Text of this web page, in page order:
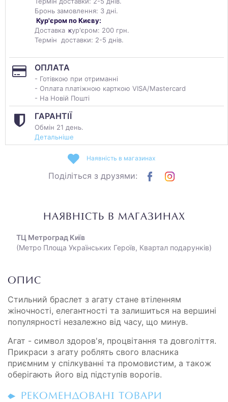
Бронь замовлення: 3 дні.
Кур'єром по Києву:
Доставка кур'єром: 200 грн.
Термін доставки: 2-5 днів.
ОПЛАТА
- Готівкою при отриманні
- Оплата платіжною карткою VISA/Mastercard
- На Новій Пошті
ГАРАНТІЇ
Обмін 21 день.
Детальніше
Наявність в магазинах
Поділіться з друзями:
НАЯВНІСТЬ В МАГАЗИНАХ
ТЦ Метроград Київ
(Метро Площа Українських Героїв, Квартал подарунків)
ОПИС
Стильний браслет з агату стане втіленням
жіночності, елегантності та залишиться на вершині
популярності незалежно від часу, що минув.
Агат - символ здоров'я, процвітання та довголіття.
Прикраси з агату роблять свого власника
приємним у спілкуванні та промовистим, а також
оберігають його від підступів ворогів.
РЕКОМЕНДОВАНІ ТОВАРИ